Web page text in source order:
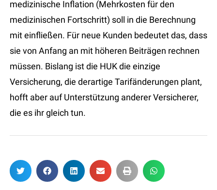
medizinische Inflation (Mehrkosten für den
medizinischen Fortschritt) soll in die Berechnung
mit einfließen. Für neue Kunden bedeutet das, dass
sie von Anfang an mit höheren Beiträgen rechnen
müssen. Bislang ist die HUK die einzige
Versicherung, die derartige Tarifänderungen plant,
hofft aber auf Unterstützung anderer Versicherer,
die es ihr gleich tun.